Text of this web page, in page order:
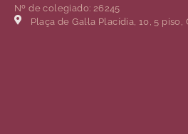
Nº de colegiado: 26245
Plaça de Gal·la Placídia, 10, 5